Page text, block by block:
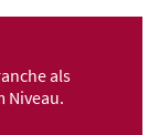
als
Niveau.